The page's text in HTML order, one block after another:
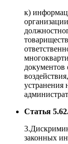
к)
Статья
законных